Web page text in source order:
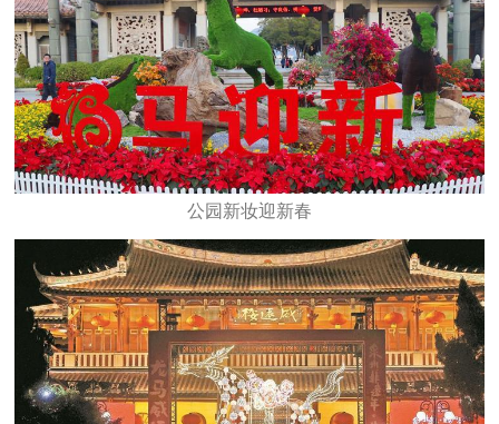
公园新妆迎新春